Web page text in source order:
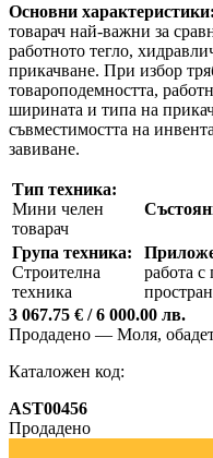
Основни характеристики:
товарач най-важни за
работното тегло,
прикачване. При избор
товароподемността,
ширината и типа на
съвместимостта на
завиване.
Тип техника:
Мини челен
товарач
Група техника:
Строителна
техника
работа
3 067.75 € / 6 000.00 лв.
Продадено — Моля,
Каталожен код:
AST00456
Продадено